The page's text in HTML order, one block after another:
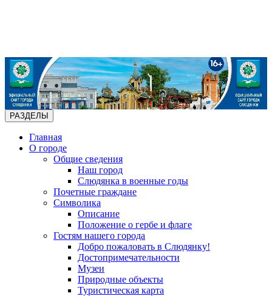
РАЗДЕЛЫ
Главная
О городе
Общие сведения
Наш город
Слюдянка в военные годы
Почетные граждане
Символика
Описание
Положение о гербе и флаге
Гостям нашего города
Добро пожаловать в Слюдянку!
Достопримечательности
Музеи
Природные объекты
Туристическая карта